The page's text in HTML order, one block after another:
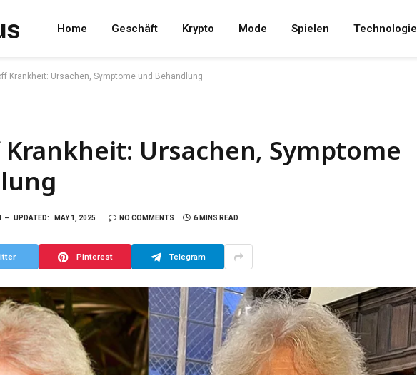
Home Geschäft Krypto Mode Spielen Technologie
Krankheit: Ursachen, Symptome und Behandlung
Ursachen, Symptome
UPDATED: MAY 1, 2025 NO COMMENTS 6 MINS READ
Pinterest Telegram